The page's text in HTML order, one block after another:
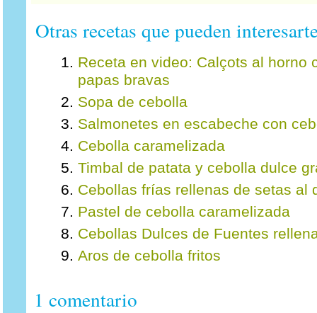
Otras recetas que pueden
Receta en video: Calçots al horno
papas bravas
Sopa de cebolla
Salmonetes en escabeche con
Cebolla caramelizada
Timbal de patata y cebolla dulce
Cebollas frías rellenas de setas al
Pastel de cebolla caramelizada
Cebollas Dulces de Fuentes
Aros de cebolla fritos
1 comentario